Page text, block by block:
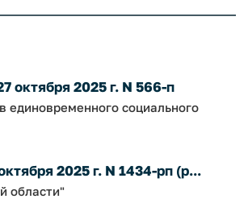
октября 2025 г. N 566-п
единовременного социального
2025 г. N 1434-рп (р...
области"